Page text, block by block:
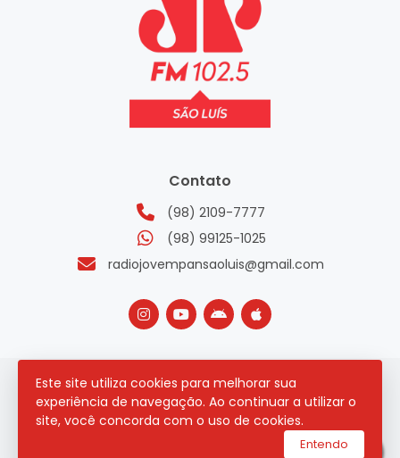
Este site utiliza cookies para melhorar sua
experiência de navegação. Ao continuar a utilizar o
site, você concorda com o uso de cookies.
Entendo
Contato
(98) 2109-7777
(98) 99125-1025
radiojovempansaoluis@gmail.com
2026 © Todos os direitos reservados.